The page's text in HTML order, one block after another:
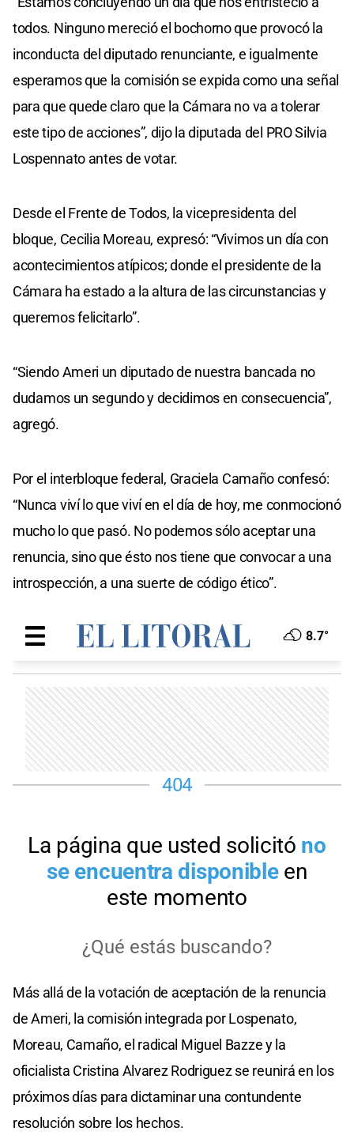
todos. Ninguno mereció el bochorno que provocó la
inconducta del diputado renunciante, e igualmente
esperamos que la comisión se expida como una señal
para que quede claro que la Cámara no va a tolerar
este tipo de acciones”, dijo la diputada del PRO Silvia
Lospennato antes de votar.
Desde el Frente de Todos, la vicepresidenta del
bloque, Cecilia Moreau, expresó: “Vivimos un día con
acontecimientos atípicos; donde el presidente de la
Cámara ha estado a la altura de las circunstancias y
queremos felicitarlo”.
“Siendo Ameri un diputado de nuestra bancada no
dudamos un segundo y decidimos en consecuencia”,
agregó.
Por el interbloque federal, Graciela Camaño confesó:
“Nunca viví lo que viví en el día de hoy, me conmocionó
mucho lo que pasó. No podemos sólo aceptar una
renuncia, sino que ésto nos tiene que convocar a una
introspección, a una suerte de código ético”.
Más allá de la votación de aceptación de la renuncia
de Ameri, la comisión integrada por Lospenato,
Moreau, Camaño, el radical Miguel Bazze y la
oficialista Cristina Alvarez Rodriguez se reunirá en los
próximos días para dictaminar una contundente
resolución sobre los hechos.